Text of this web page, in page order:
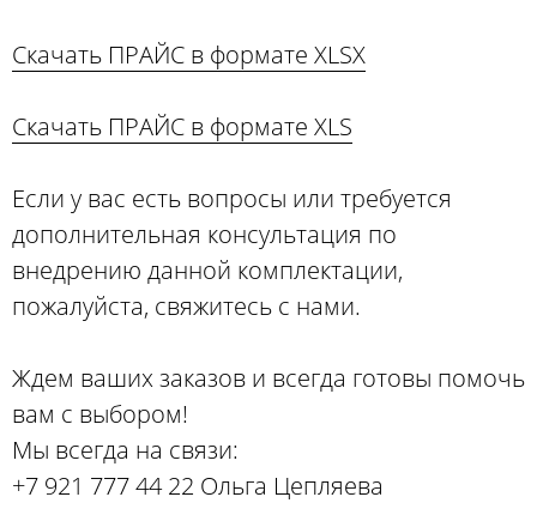
Скачать ПРАЙС в формате XLSX
Скачать ПРАЙС в формате XLS
Если у вас есть вопросы или требуется
дополнительная консультация по
внедрению данной комплектации,
пожалуйста, свяжитесь с нами.
Ждем ваших заказов и всегда готовы помочь
вам с выбором!
Мы всегда на связи:
+7 921 777 44 22 Ольга Цепляева